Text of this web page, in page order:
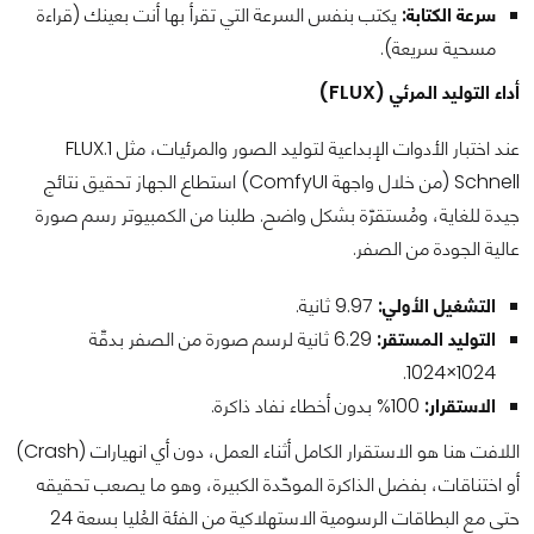
سرعة الكتابة: يكتب بنفس السرعة التي تقرأ بها أنت بعينك (قراءة
مسحية سريعة).
أداء التوليد المرئي (FLUX)
عند اختبار الأدوات الإبداعية لتوليد الصور والمرئيات، مثل FLUX.1
Schnell (من خلال واجهة ComfyUI) استطاع الجهاز تحقيق نتائج
جيدة للغاية، ومُستقرّة بشكل واضح. طلبنا من الكمبيوتر رسم صورة
عالية الجودة من الصفر.
التشغيل الأولي:
التوليد المستقر:
6.29 ثانية لرسم صورة من الصفر بدقّة
1024×1024.
الاستقرار:
اللافت هنا هو الاستقرار الكامل أثناء العمل، دون أي انهيارات (Crash)
أو اختناقات، بفضل الذاكرة الموحّدة الكبيرة، وهو ما يصعب تحقيقه
حتى مع البطاقات الرسومية الاستهلاكية من الفئة العُليا بسعة 24